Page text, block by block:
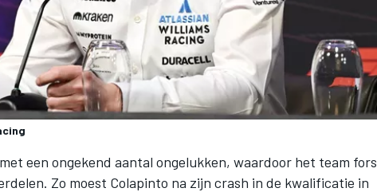
een ongekend aantal ongelukken, waardoor het team fors
Zo moest Colapinto na zijn crash in de kwalificatie in